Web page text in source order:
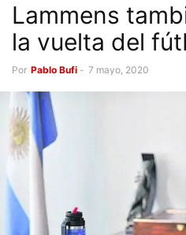
Lammens
la vuelta del
Por Pablo Bufi - 7 mayo, 2020